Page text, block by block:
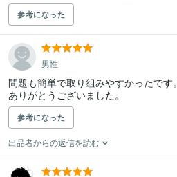
参考になった
男性
問題も簡単で取り組みやすかったです。
ありがとうございました。
参考になった
出品者からの返信を読む